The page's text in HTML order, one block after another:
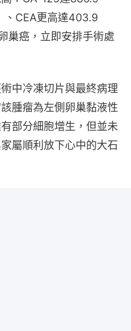
、CEA更高達403.9
巢癌，立即安排手術處
中冷凍切片與最終病理
腫瘤為左側卵巢黏液性
部分細胞增生，但並未
屬順利放下心中的大石